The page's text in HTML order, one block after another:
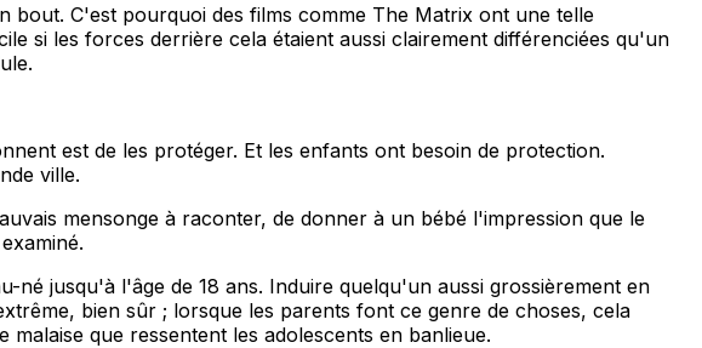
bout. C'est pourquoi des films comme The Matrix ont une telle
si les forces derrière cela étaient aussi clairement différenciées qu'un
est de les protéger. Et les enfants ont besoin de protection.
ville.
mensonge à raconter, de donner à un bébé l'impression que le
jusqu'à l'âge de 18 ans. Induire quelqu'un aussi grossièrement en
bien sûr ; lorsque les parents font ce genre de choses, cela
que ressentent les adolescents en banlieue.